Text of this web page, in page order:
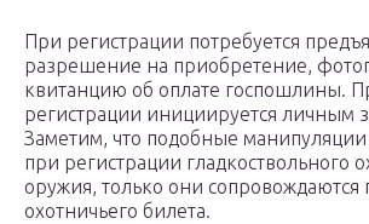
При регистрации потребуется
разрешение на приобретение,
квитанцию об оплате госпошлины.
регистрации инициируется личным
Заметим, что подобные
при регистрации гладкоствольного
оружия, только они сопровождаются
охотничьего билета.